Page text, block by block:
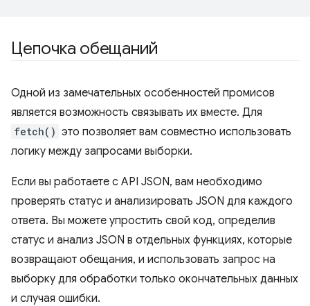
Цепочка обещаний
Одной из замечательных особенностей промисов
является возможность связывать их вместе. Для
fetch() это позволяет вам совместно использовать
логику между запросами выборки.
Если вы работаете с API JSON, вам необходимо
проверять статус и анализировать JSON для каждого
ответа. Вы можете упростить свой код, определив
статус и анализ JSON в отдельных функциях, которые
возвращают обещания, и использовать запрос на
выборку для обработки только окончательных данных
и случая ошибки.